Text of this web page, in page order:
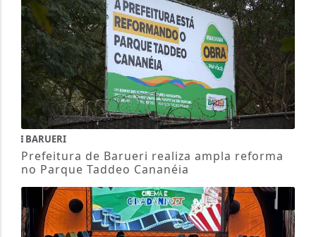
BARUERI
Prefeitura de Barueri realiza ampla reforma
no Parque Taddeo Cananéia